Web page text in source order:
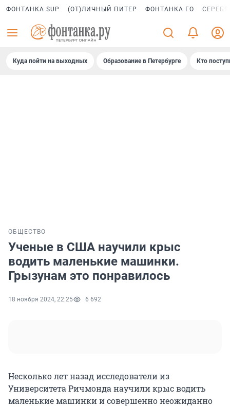
ФОНТАНКА SUP (ОТ)ЛИЧНЫЙ ПИТЕР ФОНТАНКА ГО
Куда пойти на выходных Образование в Петербурге Кто
ОБЩЕСТВО
Ученые в США научили крыс
водить маленькие машинки.
Грызунам это понравилось
18 ноября 2024, 22:25 6 692
Несколько лет назад исследователи из
Университета Ричмонда научили крыс водить
маленькие машинки и совершенно неожиданно